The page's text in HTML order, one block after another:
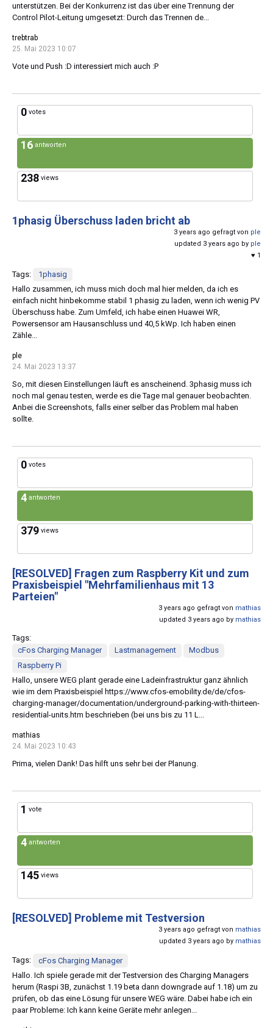
unterstützen. Bei der Konkurrenz ist das über eine Trennung der
Control Pilot-Leitung umgesetzt: Durch das Trennen de...
trebtrab
25. Mai 2023 10:07
Vote und Push :D interessiert mich auch :P
0 votes
16 antworten
238 views
1phasig Überschuss laden bricht ab
3 years ago gefragt von ple
updated 3 years ago by ple
♥ 1
Tags:
1phasig
Hallo zusammen, ich muss mich doch mal hier melden, da ich es
einfach nicht hinbekomme stabil 1 phasig zu laden, wenn ich wenig PV
Überschuss habe. Zum Umfeld, ich habe einen Huawei WR,
Powersensor am Hausanschluss und 40,5 kWp. Ich haben einen
Zähle...
ple
24. Mai 2023 13:37
So, mit diesen Einstellungen läuft es anscheinend. 3phasig muss ich
noch mal genau testen, werde es die Tage mal genauer beobachten.
Anbei die Screenshots, falls einer selber das Problem mal haben
sollte.
0 votes
4 antworten
379 views
[RESOLVED] Fragen zum Raspberry Kit und zum
Praxisbeispiel "Mehrfamilienhaus mit 13
Parteien"
3 years ago gefragt von mathias
updated 3 years ago by mathias
Tags:
cFos Charging Manager
Lastmanagement
Modbus
Raspberry Pi
Hallo, unsere WEG plant gerade eine Ladeinfrastruktur ganz ähnlich
wie im dem Praxisbeispiel https://www.cfos-emobility.de/de/cfos-
charging-manager/documentation/underground-parking-with-thirteen-
residential-units.htm beschrieben (bei uns bis zu 11 L...
mathias
24. Mai 2023 10:43
Prima, vielen Dank! Das hilft uns sehr bei der Planung.
1 vote
4 antworten
145 views
[RESOLVED] Probleme mit Testversion
3 years ago gefragt von mathias
updated 3 years ago by mathias
Tags:
cFos Charging Manager
Hallo. Ich spiele gerade mit der Testversion des Charging Managers
herum (Raspi 3B, zunächst 1.19 beta dann downgrade auf 1.18) um zu
prüfen, ob das eine Lösung für unsere WEG wäre. Dabei habe ich ein
paar Probleme: Ich kann keine Geräte mehr anlegen...